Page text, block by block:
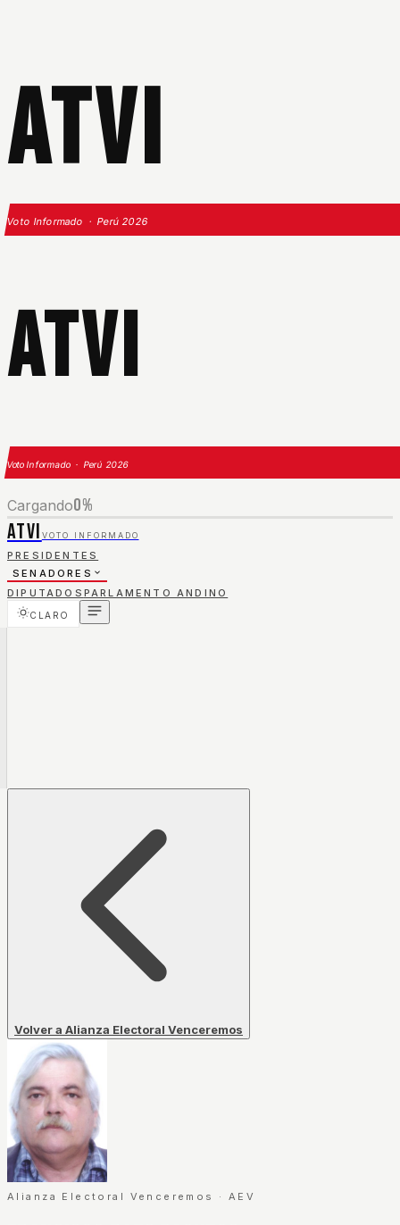
ATVI
Voto Informado · Perú 2026
ATVI
Voto Informado · Perú 2026
Cargando0%
ATVI VOTO INFORMADO
PRESIDENTES
SENADORES
DIPUTADOS PARLAMENTO ANDINO
CLARO
Volver a Alianza Electoral Venceremos
Alianza Electoral Venceremos ·AEV